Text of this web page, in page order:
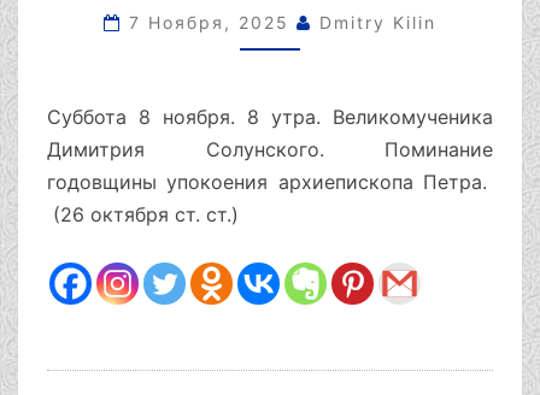
ОКТЯБРЯ
7 Ноября, 2025 Dmitry Kilin
Суббота 8 ноября. 8 утра. Bеликомученика
Димитрия Солунского. Поминание
годовщины упокоения архиепископа Петра.
(26 октября ст. ст.)